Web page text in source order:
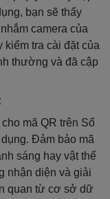
bạn sẽ thấy
camera của
kiểm tra cài đặt của
thường và đã cập
mã QR trên Sổ
Đảm bảo mã
sáng hay vật thể
nhận diện và giải
quan từ cơ sở dữ